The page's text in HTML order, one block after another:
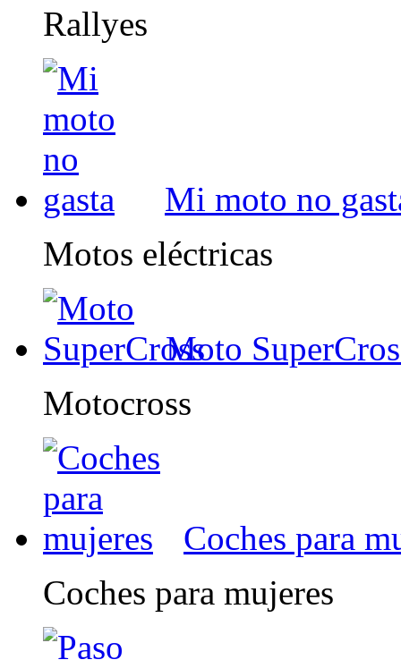
Rallyes
Mi moto no
Motos eléctricas
Moto
Motocross
Coches para
Coches para mujeres